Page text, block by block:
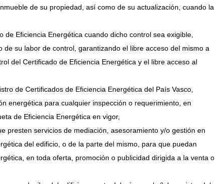
de su propiedad, así como de su actualización, cuando la
Eficiencia Energética cuando dicho control sea exigible,
su labor de control, garantizando el libre acceso del mismo a
del Certificado de Eficiencia Energética y el libre acceso al
de Certificados de Eficiencia Energética del País Vasco,
energética para cualquier inspección o requerimiento, en
de Eficiencia Energética en vigor,
presten servicios de mediación, asesoramiento y/o gestión en
del edificio, o de la parte del mismo, para que puedan
en toda oferta, promoción o publicidad dirigida a la venta o